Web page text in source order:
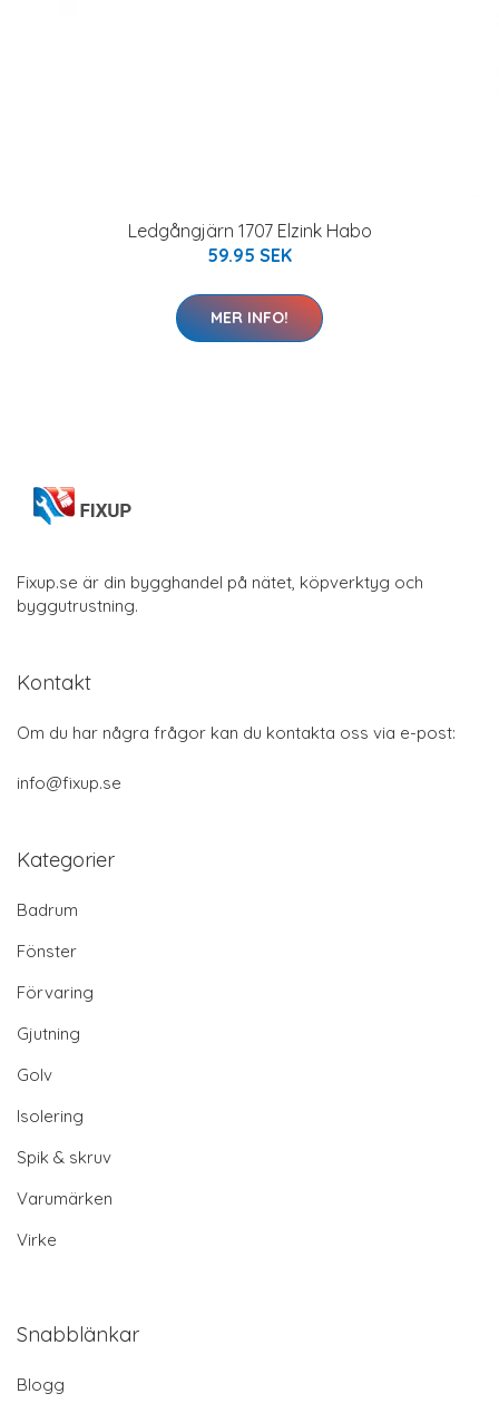
Ledgångjärn 1707 Elzink Habo
59.95 SEK
MER INFO!
Fixup.se är din bygghandel på nätet, köpverktyg och
byggutrustning.
Kontakt
Om du har några frågor kan du kontakta oss via e-post:
info@fixup.se
Kategorier
Badrum
Fönster
Förvaring
Gjutning
Golv
Isolering
Spik & skruv
Varumärken
Virke
Snabblänkar
Blogg